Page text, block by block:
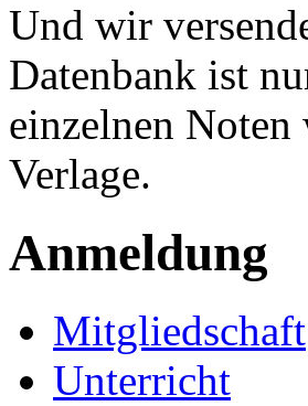
Und wir
Datenbank ist
einzelnen Noten
Verlage.
Anmeldung
Mitgliedschaft
Unterricht